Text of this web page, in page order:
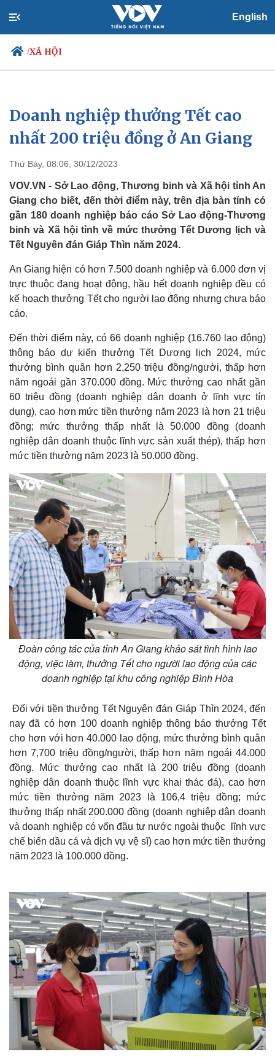
English
/XÃ HỘI
Chính trị
Đảng
Tổ chức nhân sự
Nhận diện sự thật
Xã hội
Tin 24h
Dự báo thời tiết
Việc làm
Biển đảo
Thế giới
Quan sát
Cuộc sống đó đây
Hồ sơ
Multimedia
Video
Ảnh
E-Magazine
Doanh nghiệp thưởng Tết cao
nhất 200 triệu đồng ở An Giang
Thứ Bảy, 08:06, 30/12/2023
VOV.VN - Sở Lao động, Thương binh và Xã hội tỉnh An
Giang cho biết, đến thời điểm này, trên địa bàn tỉnh có
gần 180 doanh nghiệp báo cáo Sở Lao động-Thương
binh và Xã hội tỉnh về mức thưởng Tết Dương lịch và
Tết Nguyên đán Giáp Thìn năm 2024.
An Giang hiện có hơn 7.500 doanh nghiệp và 6.000 đơn vị
trực thuộc đang hoạt động, hầu hết doanh nghiệp đều có
kế hoạch thưởng Tết cho người lao động nhưng chưa báo
cáo.
Đến thời điểm này, có 66 doanh nghiệp (16.760 lao động)
thông báo dự kiến thưởng Tết Dương lịch 2024, mức
thưởng bình quân hơn 2,250 triệu đồng/người, thấp hơn
năm ngoái gần 370.000 đồng. Mức thưởng cao nhất gần
60 triệu đồng (doanh nghiệp dân doanh ở lĩnh vực tín
dụng), cao hơn mức tiền thưởng năm 2023 là hơn 21 triệu
đồng; mức thưởng thấp nhất là 50.000 đồng (doanh
nghiệp dân doanh thuộc lĩnh vực sản xuất thép), thấp hơn
mức tiền thưởng năm 2023 là 50.000 đồng.
Đoàn công tác của tỉnh An Giang khảo sát tình hình lao
động, việc làm, thưởng Tết cho người lao động của các
doanh nghiệp tại khu công nghiệp Bình Hòa
Đối với tiền thưởng Tết Nguyên đán Giáp Thìn 2024, đến
nay đã có hơn 100 doanh nghiệp thông báo thưởng Tết
cho hơn với hơn 40.000 lao động, mức thưởng bình quân
hơn 7,700 triệu đồng/người, thấp hơn năm ngoái 44.000
đồng. Mức thưởng cao nhất là 200 triệu đồng (doanh
nghiệp dân doanh thuộc lĩnh vực khai thác đá), cao hơn
mức tiền thưởng năm 2023 là 106,4 triệu đồng; mức
thưởng thấp nhất 200.000 đồng (doanh nghiệp dân doanh
và doanh nghiệp có vốn đầu tư nước ngoài thuộc lĩnh vực
chế biến dầu cá và dịch vụ vệ sĩ) cao hơn mức tiền thưởng
năm 2023 là 100.000 đồng.